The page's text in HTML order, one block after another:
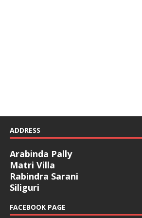
ADDRESS
Arabinda Pally
Matri Villa
Rabindra Sarani
Siliguri
FACEBOOK PAGE